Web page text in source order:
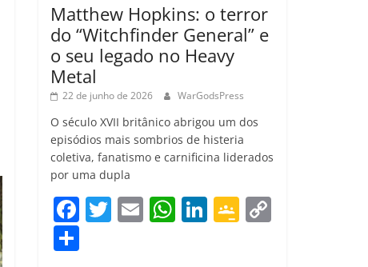
Matthew Hopkins: o terror
do “Witchfinder General” e
o seu legado no Heavy
Metal
22 de junho de 2026 WarGodsPress
O século XVII britânico abrigou um dos
episódios mais sombrios de histeria
coletiva, fanatismo e carnificina liderados
por uma dupla
F T E W Li G